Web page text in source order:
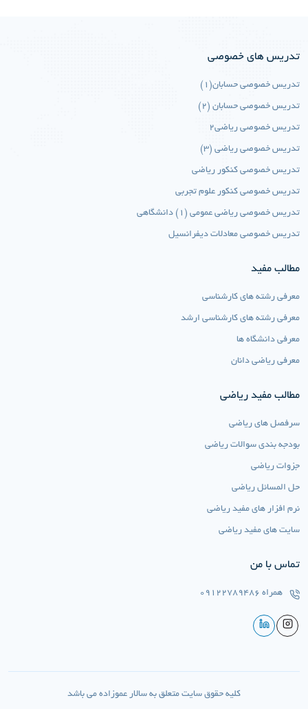
تدریس های خصوصی
تدریس خصوصی حسابان(1)
تدریس خصوصی حسابان (2)
تدریس خصوصی ریاضی2
تدریس خصوصی ریاضی (3)
تدریس خصوصی کنکور ریاضی
تدریس خصوصی کنکور علوم تجربی
تدریس خصوصی ریاضی عمومی (1) دانشگاهی
تدریس خصوصی معادلات دیفرانسیل
مطالب مفید
معرفی رشته های کارشناسی
معرفی رشته های کارشناسی ارشد
معرفی دانشگاه ها
معرفی ریاضی دانان
مطالب مفید ریاضی
سرفصل های ریاضی
بودجه بندی سوالات ریاضی
جزوات ریاضی
حل المسائل ریاضی
نرم افزار های مفید ریاضی
سایت های مفید ریاضی
تماس با من
همراه 09122789486
کلیه حقوق سایت متعلق به سالار عموزاده می باشد